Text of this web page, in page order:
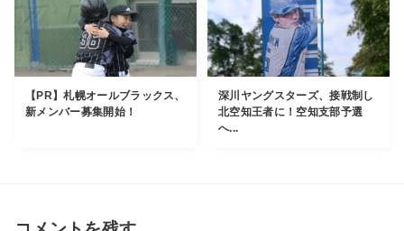
【PR】札幌オールブラックス、
新メンバー募集開始！
深川ヤングスターズ、接戦制し
北空知王者に！空知支部予選
へ...